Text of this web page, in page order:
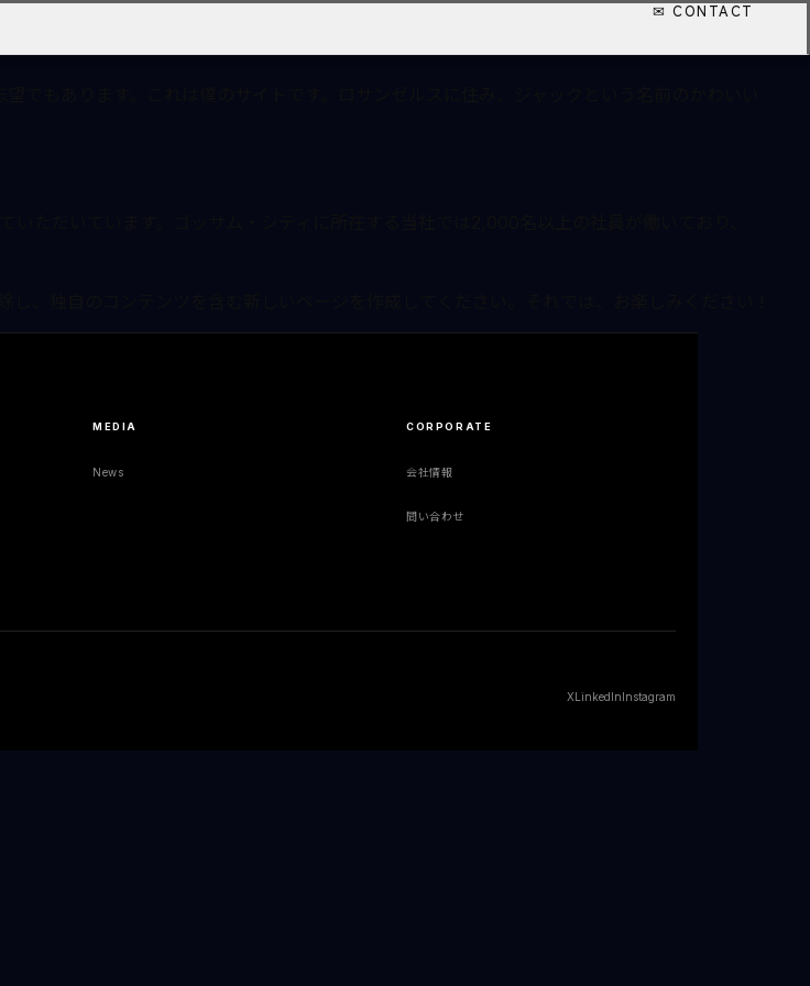
ョンメニューに含まれる点がブログ投稿とは異なります。まずは、サイト訪問者に対して自分のこ
。
MEDIA
News
CORPORATE
会社情報
問い合わせ
X LinkedIn Instagram